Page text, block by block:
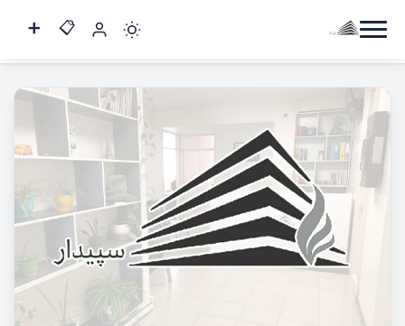
دو خواب 80 متری / سهروردی شمالی
کاربر
مهمان
ورود
به
حساب
ورود